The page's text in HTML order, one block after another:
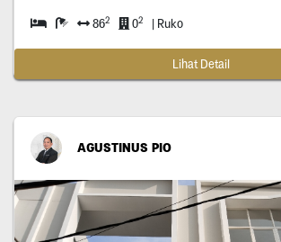
862 02 | Ruko
Lihat Detail
AGUSTINUS PIO